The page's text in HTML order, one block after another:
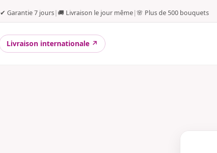
✔ Garantie 7 jours|🚚 Livraison le jour même|🌸 Plus de 500 bouquets
Livraison internationale ↗